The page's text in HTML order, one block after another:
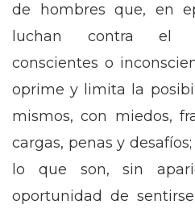
de hombres que, en
luchan contra el
conscientes o
oprime y limita la
mismos, con miedos,
cargas, penas y
lo que son, sin
oportunidad de